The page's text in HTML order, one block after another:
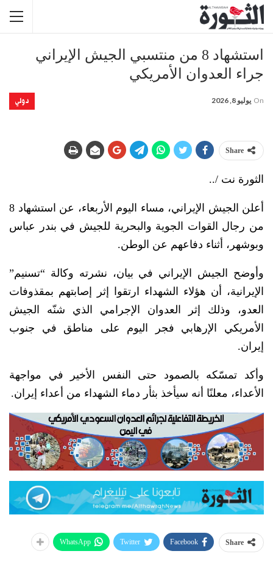
استشهاد 8 من منتسبي الجيش الإيراني
جراء العدوان الأمريكي
دولي On يوليو 8, 2026
Share
الثورة نت /..
أعلن الجيش الإيراني، مساء اليوم الأربعاء، عن استشهاد 8
من رجال القوات الجوية والبحرية للجيش في بندر عباس
وبوشهر، أثناء دفاعهم عن الوطن.
وأوضح الجيش الإيراني في بيان، نشرته وكالة “تسنيم”
الإيرانية، أن هؤلاء الشهداء ارتقوا إثر إصابتهم بمقذوفات
العدو، وذلك إثر العدوان الإجرامي الذي شنّه الجيش
الأمريكي الإرهابي فجر اليوم على مناطق في جنوب
إيران.
وأكد تمسّكه بالصمود حتى النفس الأخير في مواجهة
الأعداء، معلنًا أنه سيأخذ بثأر دماء الشهداء من أعداء إيران.
Share
Facebook
Twitter
WhatsApp